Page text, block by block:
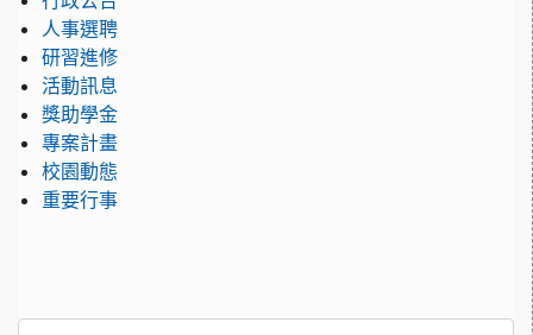
人事選聘
研習進修
活動訊息
獎助學金
專案計畫
校園動態
重要行事